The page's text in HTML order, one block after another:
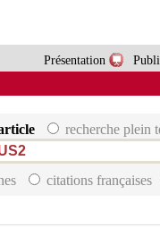
Présentation
recherche plein
citations françaises